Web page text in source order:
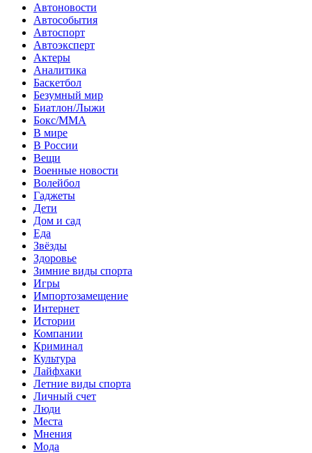
Автоновости
Автособытия
Автоспорт
Автоэксперт
Актеры
Аналитика
Баскетбол
Безумный мир
Биатлон/Лыжи
Бокс/MMA
В мире
В России
Вещи
Военные новости
Волейбол
Гаджеты
Дети
Дом и сад
Еда
Звёзды
Здоровье
Зимние виды спорта
Игры
Импортозамещение
Интернет
Истории
Компании
Криминал
Культура
Лайфхаки
Летние виды спорта
Личный счет
Люди
Места
Мнения
Мода